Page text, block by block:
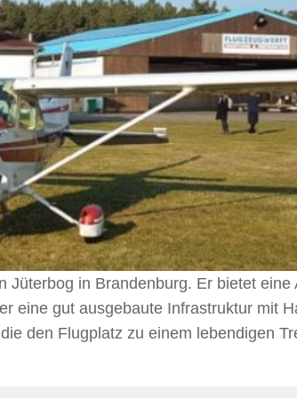
in Brandenburg. Er bietet
eine gut ausgebaute Infrastruktur mit
den Flugplatz zu einem lebendigen